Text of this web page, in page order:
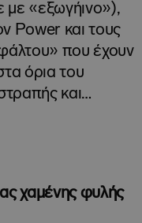
με «εξωγήινο»),
Power και τους
που έχουν
όρια του
και…
χαμένης φυλής